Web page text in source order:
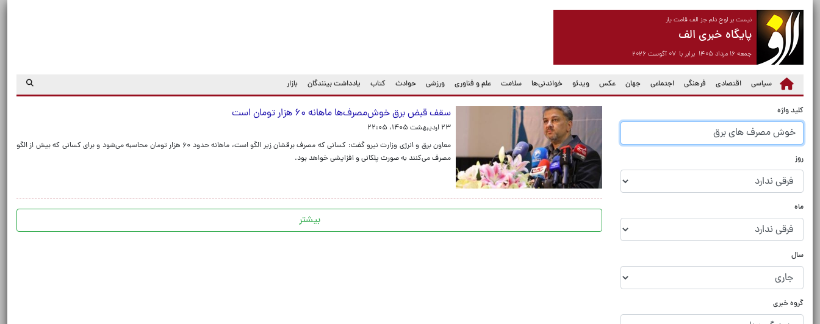
نیست بر لوح دلم جز الف قامت یار
پایگاه خبری الف
جمعه ۱۶ مرداد ۱۴۰۵ برابر با ۰۷ آگوست ۲۰۲۶
سیاسی اقتصادی فرهنگی اجتماعی جهان عکس ویدئو خواندنی‌ها سلامت علم و فناوری ورزشی حوادث کتاب یادداشت بینندگان بازار
کلید واژه
روز
ماه
سال
گروه خبری
سقف قبض برق خوش‌مصرف‌ها ماهانه ۶۰ هزار تومان است
۲۳ اردیبهشت ۱۴۰۵، ۲۲:۰۵
معاون برق و انرژی وزارت نیرو گفت: کسانی که مصرف برقشان زیر الگو است، ماهانه حدود ۶۰ هزار تومان محاسبه می‌شود و برای کسانی که بیش از الگو
مصرف می‌کنند به صورت پلکانی و افزایشی خواهد بود.
بیشتر